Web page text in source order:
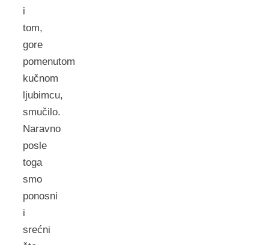
i
tom,
gore
pomenutom
kučnom
ljubimcu,
smučilo.
Naravno
posle
toga
smo
ponosni
i
srećni